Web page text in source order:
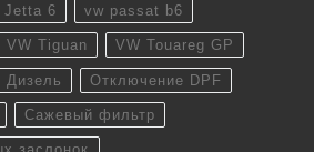
Jetta 6 vw passat b6
VW Tiguan VW Touareg GP
Дизель Отключение DPF
Сажевый фильтр